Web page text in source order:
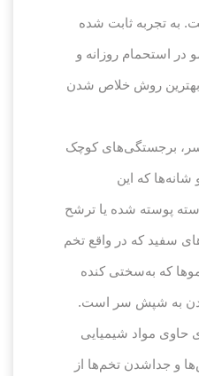
به تجربه ثابت شده
در استحمام روزانه و
بهترین روش خلاص شدن
برجستگی‌های کوچک
که این
پوسته شده یا ترشح
سفید که در واقع تخم
که به‌سختی کنده
به شپش سر است.
حاوی مواد شیمیایی
جداشدن تخم‌ها از